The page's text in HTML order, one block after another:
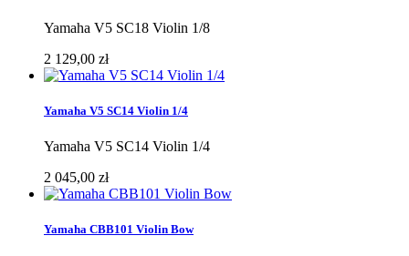
Yamaha V5 SC18 Violin 1/8
2 129,00 zł
Yamaha V5 SC14 Violin 1/4
Yamaha V5 SC14 Violin 1/4
2 045,00 zł
Yamaha CBB101 Violin Bow